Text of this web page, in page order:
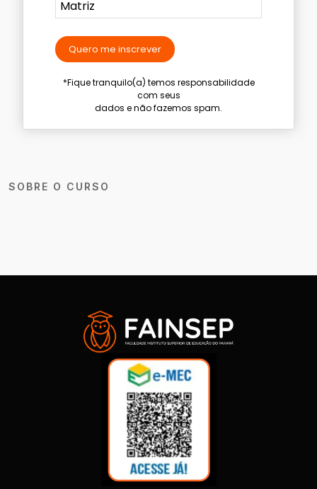
SOBRE O CURSO
Quero me inscrever
*Fique tranquilo(a) temos responsabilidade
com seus
dados e não fazemos spam.